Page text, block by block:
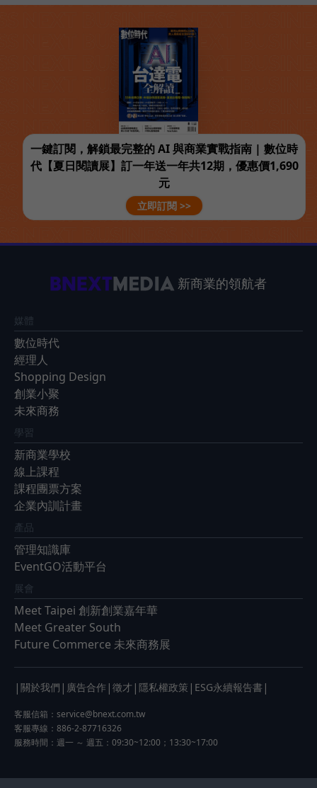
一鍵訂閱，解鎖最完整的 AI 與商業實戰指南 | 數位時
代【夏日閱讀展】訂一年送一年共12期，優惠價1,690
元
立即訂閱 >>
新商業的領航者
媒體
數位時代
經理人
Shopping Design
創業小聚
未來商務
學習
新商業學校
線上課程
課程團票方案
企業內訓計畫
產品
管理知識庫
EventGO活動平台
展會
Meet Taipei 創新創業嘉年華
Meet Greater South
Future Commerce 未來商務展
| 關於我們 | 廣告合作 | 徵才 | 隱私權政策 | ESG永續報告書 |
客服信箱： service@bnext.com.tw
客服專線：886-2-87716326
服務時間：週一 ～ 週五：09:30~12:00；13:30~17:00